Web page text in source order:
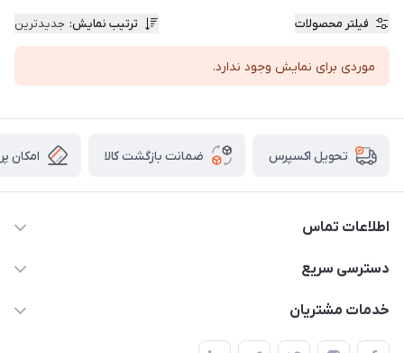
فیلتر محصولات ترتیب نمایش: جدیدترین
موردی برای نمایش وجود ندارد.
تحویل اکسپرس ضمانت بازگشت کالا امکان
اطلاعات تماس
09106753413
دسترسی سریع
حساب کاربری
خدمات مشتریان
قوانین و مقررات